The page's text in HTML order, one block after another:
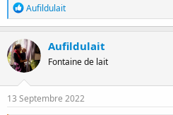
R
é
a
c
t
i
o
n
s
Aufildulait
Aufildulait
Fontaine de lait
13 Septembre 2022